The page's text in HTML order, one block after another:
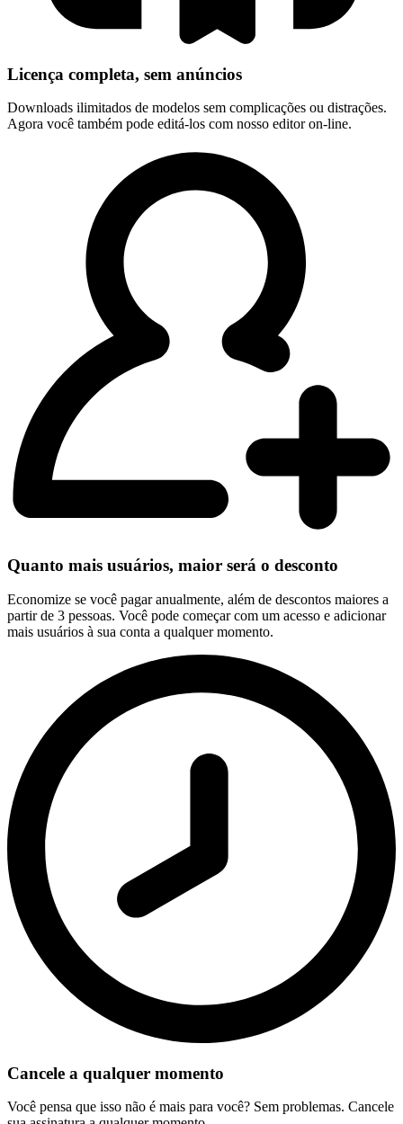
Licença completa, sem anúncios
Downloads ilimitados de modelos sem complicações ou distrações.
Agora você também pode editá-los com nosso editor on-line.
Quanto mais usuários, maior será o desconto
Economize se você pagar anualmente, além de descontos maiores a
partir de 3 pessoas. Você pode começar com um acesso e adicionar
mais usuários à sua conta a qualquer momento.
Cancele a qualquer momento
Você pensa que isso não é mais para você? Sem problemas. Cancele